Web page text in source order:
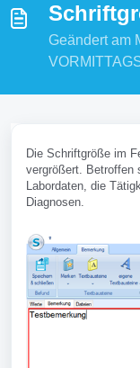
Geändert am
Die Schriftgröße im
vergrößert. Betroffen
Labordaten, die
Diagnosen.